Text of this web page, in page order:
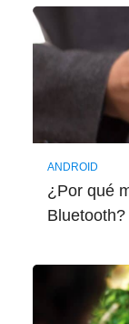
ANDROID
¿Por qué